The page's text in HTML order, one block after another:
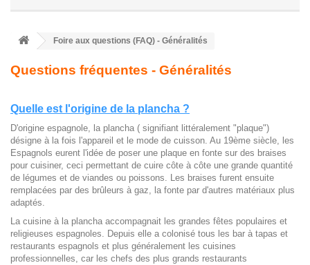
Foire aux questions (FAQ) - Généralités
Questions fréquentes - Généralités
Quelle est l'origine de la plancha ?
D'origine espagnole, la plancha ( signifiant littéralement "plaque")
désigne à la fois l'appareil et le mode de cuisson. Au 19ème siècle, les
Espagnols eurent l'idée de poser une plaque en fonte sur des braises
pour cuisiner, ceci permettant de cuire côte à côte une grande quantité
de légumes et de viandes ou poissons. Les braises furent ensuite
remplacées par des brûleurs à gaz, la fonte par d'autres matériaux plus
adaptés.
La cuisine à la plancha accompagnait les grandes fêtes populaires et
religieuses espagnoles. Depuis elle a colonisé tous les bar à tapas et
restaurants espagnols et plus généralement les cuisines
professionnelles, car les chefs des plus grands restaurants